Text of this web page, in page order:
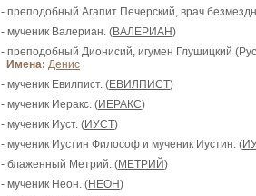
- преподобный Агапит Печерский, врач
- мученик Валериан. (ВАЛЕРИАН)
- преподобный Дионисий, игумен Глушицкий
Имена: Денис
- мученик Евилпист. (ЕВИЛПИСТ)
- мученик Иеракс. (ИЕРАКС)
- мученик Иуст. (ИУСТ)
- мученик Иустин Философ и мученик Иустин. (
- блаженный Метрий. (МЕТРИЙ)
- мученик Неон. (НЕОН)